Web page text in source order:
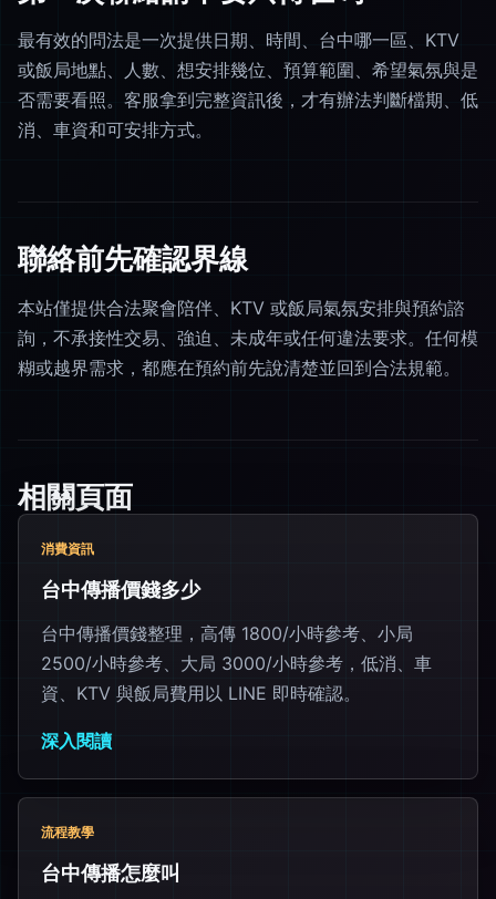
最有效的問法是一次提供日期、時間、台中哪一區、KTV
或飯局地點、人數、想安排幾位、預算範圍、希望氣氛與是
否需要看照。客服拿到完整資訊後，才有辦法判斷檔期、低
消、車資和可安排方式。
聯絡前先確認界線
本站僅提供合法聚會陪伴、KTV 或飯局氣氛安排與預約諮
詢，不承接性交易、強迫、未成年或任何違法要求。任何模
糊或越界需求，都應在預約前先說清楚並回到合法規範。
相關頁面
消費資訊
台中傳播價錢多少
台中傳播價錢整理，高傳 1800/小時參考、小局
2500/小時參考、大局 3000/小時參考，低消、車
資、KTV 與飯局費用以 LINE 即時確認。
深入閱讀
流程教學
台中傳播怎麼叫